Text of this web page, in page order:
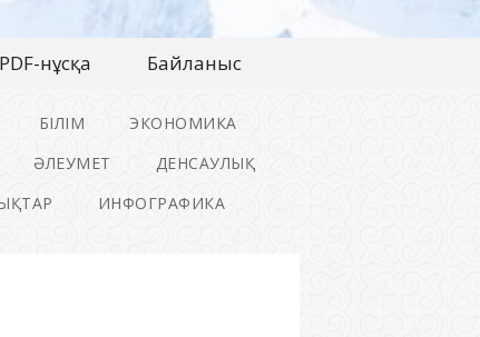
PDF-нұсқа Байланыс
БІЛІМ
ЭКОНОМИКА
ӘЛЕУМЕТ
ДЕНСАУЛЫҚ
ИНФОГРАФИКА